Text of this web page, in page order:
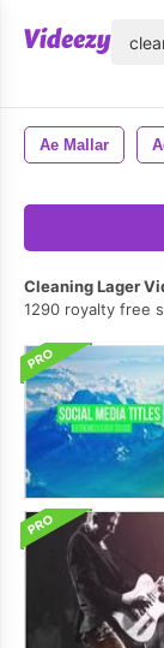
Ae Mallar
Cleaning Lager
1290 royalty free